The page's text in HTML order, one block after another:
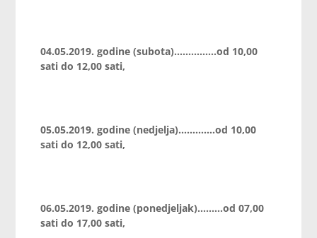
04.05.2019. godine (subota)……………od 10,00
sati do 12,00 sati,
05.05.2019. godine (nedjelja)………….od 10,00
sati do 12,00 sati,
06.05.2019. godine (ponedjeljak)….…..od 07,00
sati do 17,00 sati,